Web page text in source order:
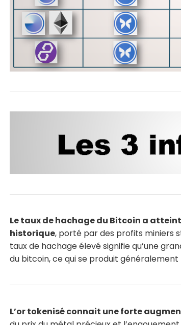
Le taux de hachage du Bitcoin a
historique, porté par des profits miniers
taux de hachage élevé signifie qu’une
du bitcoin, ce qui se produit
L’or tokenisé connait une forte